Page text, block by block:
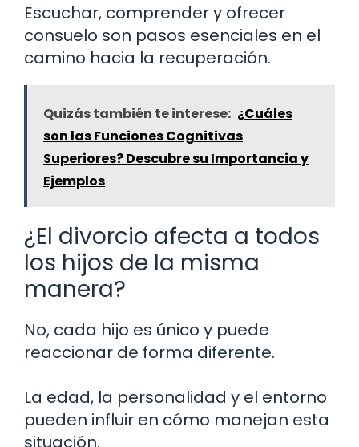
Escuchar, comprender y ofrecer
consuelo son pasos esenciales en el
camino hacia la recuperación.
Quizás también te interese: ¿Cuáles
son las Funciones Cognitivas
Superiores? Descubre su Importancia y
Ejemplos
¿El divorcio afecta a todos
los hijos de la misma
manera?
No, cada hijo es único y puede
reaccionar de forma diferente.
La edad, la personalidad y el entorno
pueden influir en cómo manejan esta
situación.